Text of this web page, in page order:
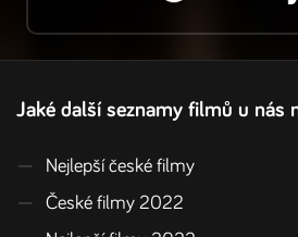
Jaké další seznamy filmů u nás
—
Nejlepší české filmy
—
České filmy 2022